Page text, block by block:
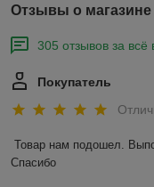
Отзывы о магазине
305 отзывов за всё
Покупатель
Товар нам подошел.
Спасибо